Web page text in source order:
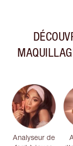
Analyseur de